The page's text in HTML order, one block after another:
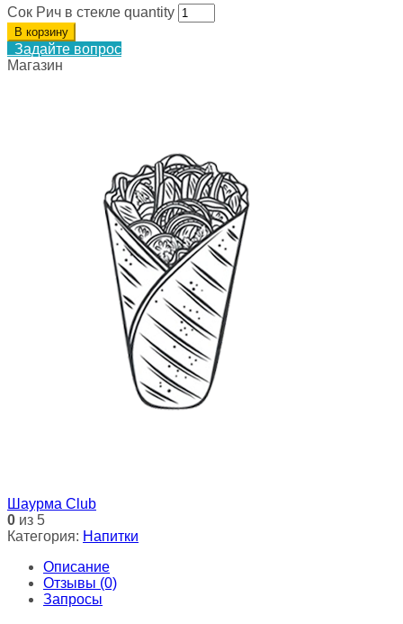
Сок Рич в стекле quantity
В корзину
Задайте вопрос
Магазин
Шаурма Club
0 из 5
Категория: Напитки
Описание
Отзывы (0)
Запросы